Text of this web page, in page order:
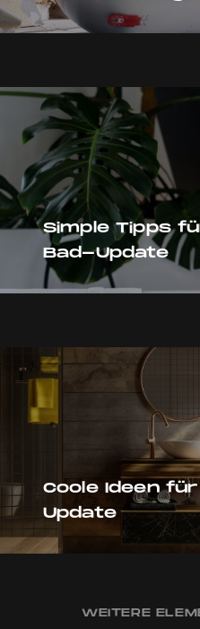
Simple Tipps
Bad-Update
Coole Ideen
Update
WEITERE